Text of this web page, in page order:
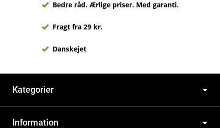
Bedre råd. Ærlige priser. Med garanti.
Fragt fra 29 kr.
Danskejet
Kategorier
Information